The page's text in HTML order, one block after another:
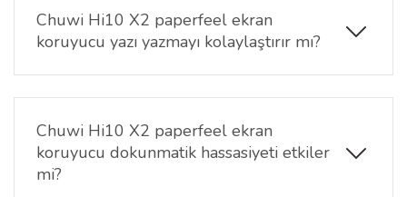
Bu sayede özellikle kalemle yazı yazma, çizim yapma
veya not alma işlemlerinde daha kontrollü bir
kullanım sunar.
Chuwi Hi10 X2 paperfeel ekran
koruyucu yazı yazmayı kolaylaştırır mı?
Evet. Paperfeel yüzey, kalem veya stylus
kullanımında sürtünme oluşturarak daha doğal bir
yazma hissi sağlar. Bu özellik özellikle not alma ve
çizim yapan kullanıcılar için daha konforlu bir
kullanım deneyimi sunar.
Chuwi Hi10 X2 paperfeel ekran
koruyucu dokunmatik hassasiyeti etkiler
mi?